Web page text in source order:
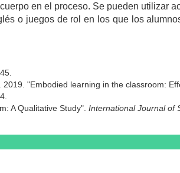
en el proceso. Se pueden utilizar
o juegos de rol en los que los
"Embodied learning in the classroom:
A Qualitative Study". International Journal of